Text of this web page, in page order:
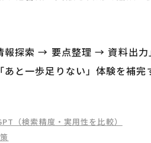
報探索 → 要点整理 → 資料出
と一歩足りない」体験を補完
（検索精度・実用性を比較）